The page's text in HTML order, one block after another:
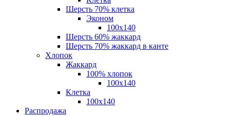
Шерсть 70% клетка
Эконом
100x140
Шерсть 60% жаккард
Шерсть 70% жаккард в канте
Хлопок
Жаккард
100% хлопок
100x140
Клетка
100х140
Распродажа